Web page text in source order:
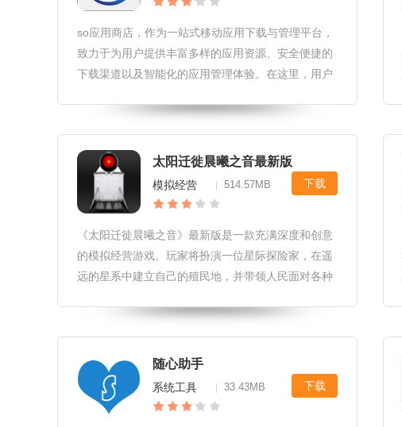
so应用商店，作为一站式移动应用下载与管理平台，
致力于为用户提供丰富多样的应用资源、安全便捷的
下载渠道以及智能化的应用管理体验。在这里，用户
应用，享受流畅无阻的下载过程。so应用商店软件玩
法1.搜索发现：通过关键词
太阳迁徙晨曦之音最新版
模拟经营 514.57MB 下载
《太阳迁徙晨曦之音》最新版是一款充满深度和创意
的模拟经营游戏。玩家将扮演一位星际探险家，在遥
远的星系中建立自己的殖民地，并带领人民面对各种
和丰富的玩法吸引了众多玩家。太阳迁徙晨曦之音最
新版游戏亮点1.独特的科幻背景
随心助手
系统工具 33.43MB 下载